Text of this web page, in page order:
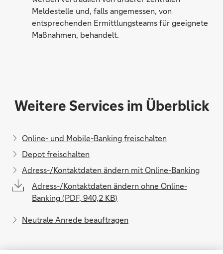
Meldestelle und, falls angemessen, von
entsprechenden Ermittlungsteams für geeignete
Maßnahmen, behandelt.
Weitere Services im Überblick
Online- und Mobile-Banking freischalten
Depot freischalten
Adress-/Kontaktdaten ändern mit Online-Banking
Adress-/Kontaktdaten ändern ohne Online-
Banking(PDF, 940,2 KB)
Neutrale Anrede beauftragen